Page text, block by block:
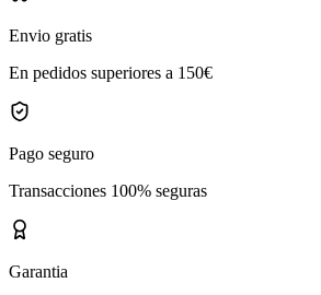
Envio gratis
En pedidos superiores a 150€
Pago seguro
Transacciones 100% seguras
Garantia